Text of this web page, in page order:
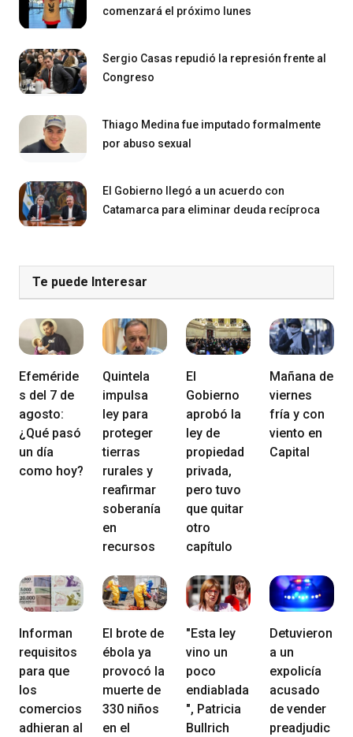
comenzará el próximo lunes
Sergio Casas repudió la represión frente al
Congreso
Thiago Medina fue imputado formalmente
por abuso sexual
El Gobierno llegó a un acuerdo con
Catamarca para eliminar deuda recíproca
Te puede Interesar
Efeméride
s del 7 de
agosto:
¿Qué pasó
un día
como hoy?
Quintela
impulsa
ley para
proteger
tierras
rurales y
reafirmar
soberanía
en
recursos
El
Gobierno
aprobó la
ley de
propiedad
privada,
pero tuvo
que quitar
otro
capítulo
Mañana de
viernes
fría y con
viento en
Capital
Informan
requisitos
para que
los
comercios
adhieran al
El brote de
ébola ya
provocó la
muerte de
330 niños
en el
"Esta ley
vino un
poco
endiablada
", Patricia
Bullrich
Detuvieron
a un
expolicía
acusado
de vender
preadjudic